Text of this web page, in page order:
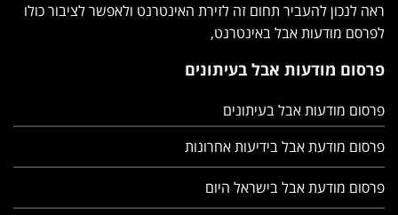
אנדרטה ראה לנכון להעביר תחום זה לזירת האינטרנט ולאפשר
לציבור כולו לפרסם מודעות אבל באינטרנט,
פרסום מודעות אבל בעיתונים
פרסום מודעות אבל בעיתונים
פרסום מודעת אבל בידיעות אחרונות
פרסום מודעת אבל בישראל היום